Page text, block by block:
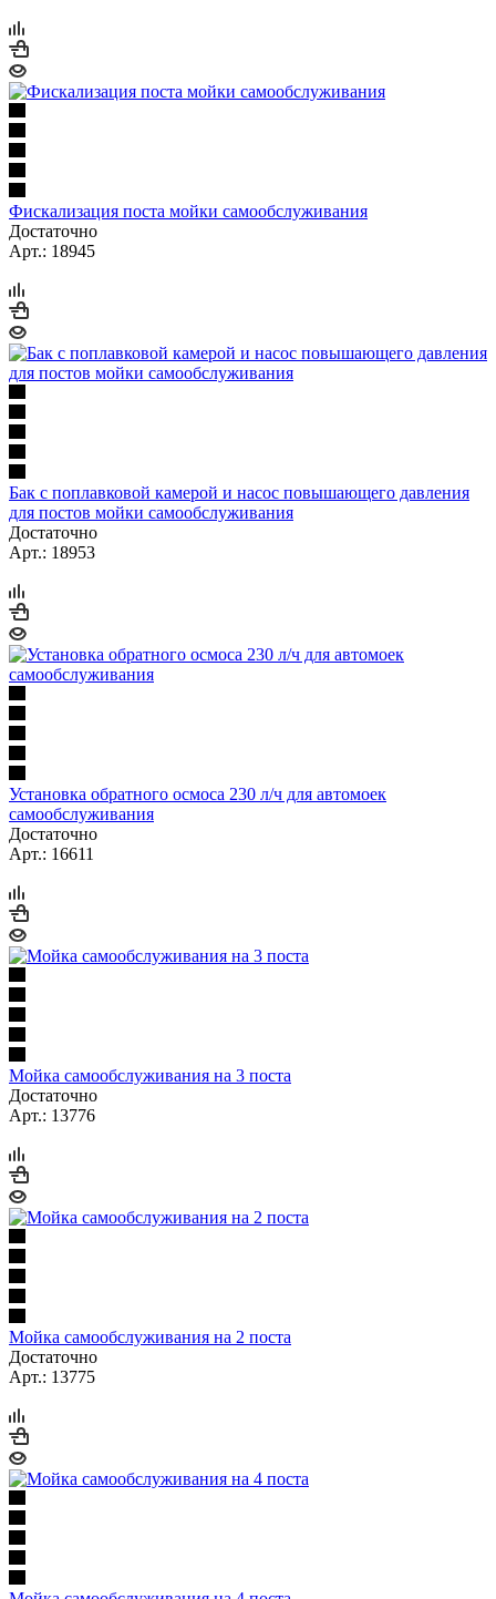
Фискализация поста мойки самообслуживания
Достаточно
Арт.: 18945
Бак с поплавковой камерой и насос повышающего давления
для постов мойки самообслуживания
Достаточно
Арт.: 18953
Установка обратного осмоса 230 л/ч для автомоек
самообслуживания
Достаточно
Арт.: 16611
Мойка самообслуживания на 3 поста
Достаточно
Арт.: 13776
Мойка самообслуживания на 2 поста
Достаточно
Арт.: 13775